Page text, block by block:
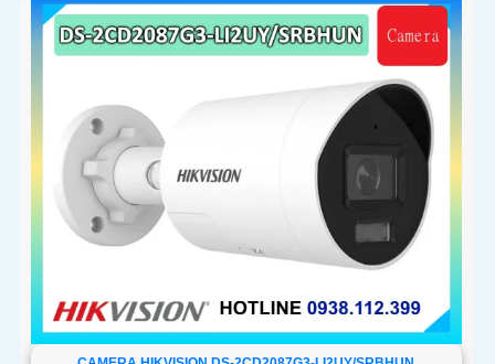
phương tiện, tích hợp micro kép